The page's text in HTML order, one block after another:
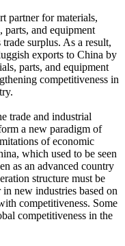
partner for materials,
parts, and equipment
surplus. As a result,
exports to China by
parts, and equipment
competitiveness in
trade and industrial
a new paradigm of
of economic
which used to be seen
as an advanced country
structure must be
new industries based on
competitiveness. Some
competitiveness in the